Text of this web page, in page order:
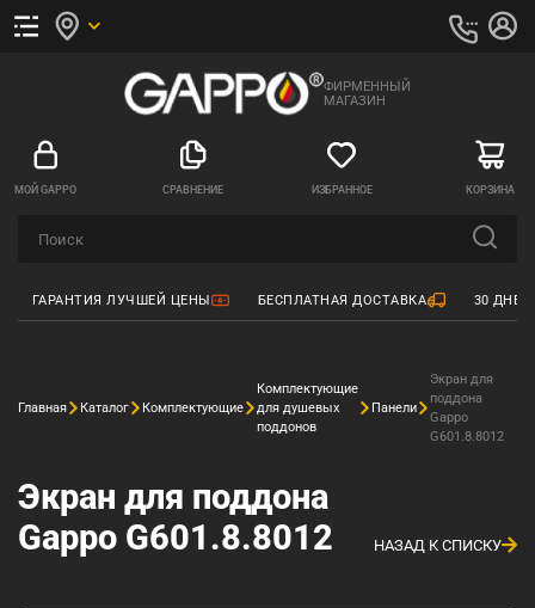
ФИРМЕННЫЙ
МАГАЗИН
МОЙ GAPPO СРАВНЕНИЕ ИЗБРАННОЕ КОРЗИНА
ГАРАНТИЯ ЛУЧШЕЙ ЦЕНЫ БЕСПЛАТНАЯ ДОСТАВКА 30
Главная Каталог Комплектующие
Комплектующие
для душевых
поддонов
Панели
Экран для
поддона
Gappo
G601.8.8012
Экран для поддона
Gappo G601.8.8012
НАЗАД К СПИСКУ